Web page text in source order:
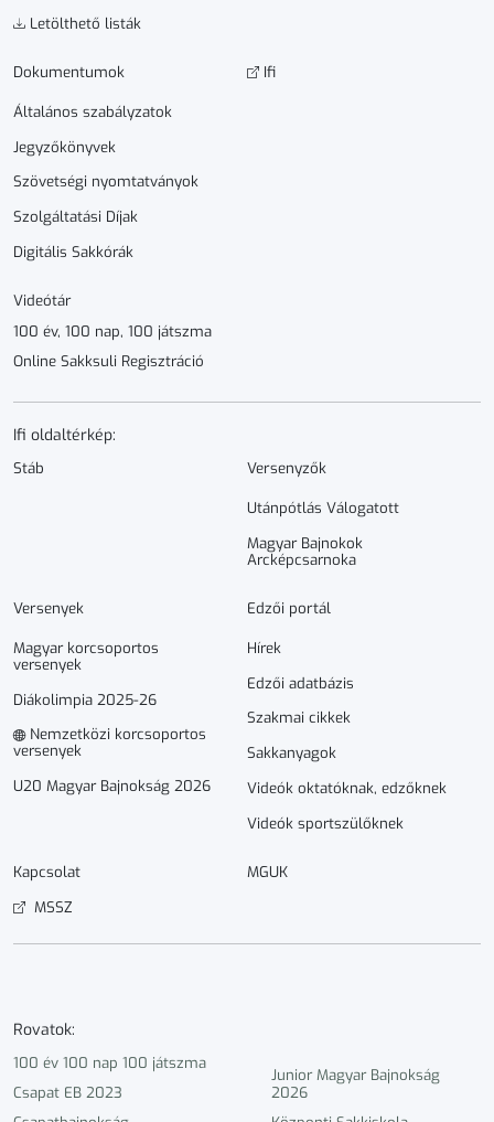
Letölthető listák
Dokumen­­tumok
Általános szabályzatok
Jegyzőkönyvek
Szövetségi nyomtatványok
Szolgáltatási Díjak
Digitális Sakkórák
Ifi
Videótár
100 év, 100 nap, 100 játszma
Online Sakksuli Regisztráció
Ifi oldaltérkép:
Stáb Versenyzők
Utánpótlás Válogatott
Magyar Bajnokok
Arcképcsarnoka
Versenyek
Magyar korcsoportos
versenyek
Diákolimpia 2025-26
Nemzetközi korcsoportos
versenyek
U20 Magyar Bajnokság 2026
Edzői portál
Hírek
Edzői adatbázis
Szakmai cikkek
Sakkanyagok
Videók oktatóknak, edzőknek
Videók sportszülőknek
Kapcsolat
MGUK
MSSZ
Rovatok:
100 év 100 nap 100 játszma
Csapat EB 2023
Junior Magyar Bajnokság
2026